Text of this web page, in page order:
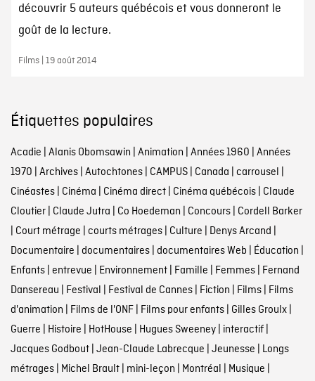
découvrir 5 auteurs québécois et vous donneront le
goût de la lecture.
Films | 19 août 2014
Étiquettes populaires
Acadie | Alanis Obomsawin | Animation | Années 1960 | Années
1970 | Archives| Autochtones| CAMPUS| Canada | carrousel |
Cinéastes| Cinéma | Cinéma direct| Cinéma québécois| Claude
Cloutier| Claude Jutra | Co Hoedeman | Concours| Cordell Barker
| Court métrage | courts métrages| Culture | Denys Arcand |
Documentaire | documentaires| documentaires Web | Éducation |
Enfants| entrevue | Environnement| Famille | Femmes| Fernand
Dansereau | Festival | Festival de Cannes| Fiction | Films| Films
d'animation | Films de l'ONF| Films pour enfants| Gilles Groulx|
Guerre | Histoire | HotHouse | Hugues Sweeney| interactif|
Jacques Godbout| Jean-Claude Labrecque | Jeunesse | Longs
métrages| Michel Brault| mini-leçon | Montréal | Musique |